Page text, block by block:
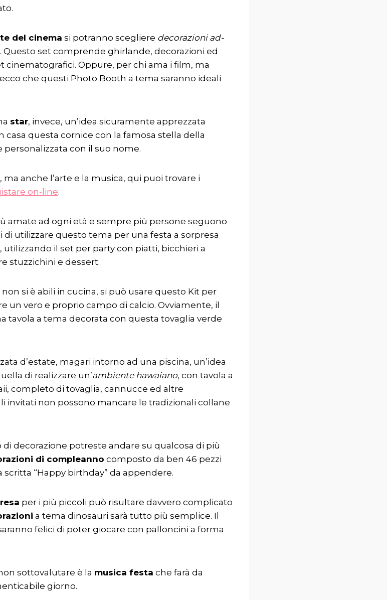
del cinema si potranno scegliere decorazioni ad-
Questo set comprende ghirlande, decorazioni ed
cinematografici. Oppure, per chi ama i film, ma
che questi Photo Booth a tema saranno ideali
star, invece, un’idea sicuramente apprezzata
casa questa cornice con la famosa stella della
con il suo nome.
, ma anche l’arte e la musica, qui puoi trovare i
on-line.
amate ad ogni età e sempre più persone seguono
di utilizzare questo tema per una festa a sorpresa
utilizzando il set per party con piatti, bicchieri a
stuzzichini e dessert.
si è abili in cucina, si può usare questo Kit per
un vero e proprio campo di calcio. Ovviamente, il
tavola a tema decorata con questa tovaglia verde
d’estate, magari intorno ad una piscina, un’idea
di realizzare un’ambiente hawaiano, con tavola a
completo di tovaglia, cannucce ed altre
invitati non possono mancare le tradizionali collane
di decorazione potreste andare su qualcosa di più
di compleanno composto da ben 46 pezzi
“Happy birthday” da appendere.
per i più piccoli può risultare davvero complicato
a tema dinosauri sarà tutto più semplice. Il
felici di poter giocare con palloncini a forma
sottovalutare è la musica festa che farà da
giorno.